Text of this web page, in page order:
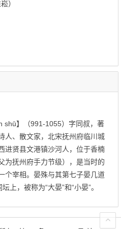
）
shū】（991-1055）字同叔，著
人、散文家，北宋抚州府临川城
进贤县文港镇沙河人，位于香楠
为抚州府手力节级），是当时的
个宰相。晏殊与其第七子晏几道
上，被称为“大晏”和“小晏”。